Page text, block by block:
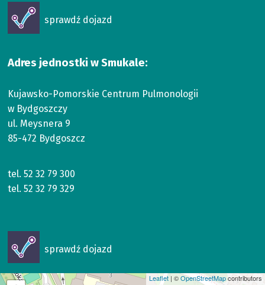
Otworzy
się
oknie
sprawdź dojazd
Adres jednostki w Smukale:
Kujawsko-Pomorskie Centrum Pulmonologii
w Bydgoszczy
ul. Meysnera 9
85-472 Bydgoszcz
tel.52 32 79 300
tel.52 32 79 329
Otworzy
się
sprawdź dojazd
Leaflet | ©OpenStreetMapcontributors